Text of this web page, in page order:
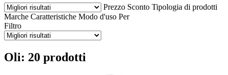
Prezzo Sconto Tipologia di prodotti
Marche Caratteristiche Modo d'uso Per
Filtro
Oli: 20 prodotti